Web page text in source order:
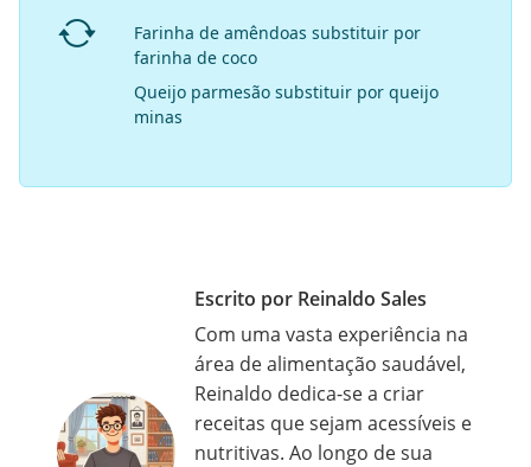
Farinha de amêndoas substituir por
farinha de coco
Queijo parmesão substituir por queijo
minas
Escrito por Reinaldo Sales
Com uma vasta experiência na
área de alimentação saudável,
Reinaldo dedica-se a criar
receitas que sejam acessíveis e
nutritivas. Ao longo de sua